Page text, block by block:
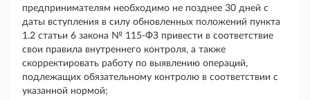
предпринимателям необходимо не позднее 30 дней с
даты вступления в силу обновленных положений пункта
1.2 статьи 6 закона № 115-ФЗ привести в соответствие
свои правила внутреннего контроля, а также
скорректировать работу по выявлению операций,
подлежащих обязательному контролю в соответствии с
указанной нормой;